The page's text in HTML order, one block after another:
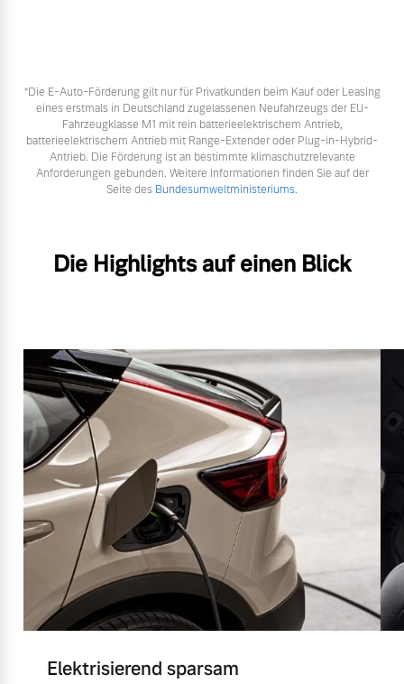
*Die E‑Auto-Förderung gilt nur für Privatkunden beim Kauf oder Leasing
eines erstmals in Deutschland zugelassenen Neufahrzeugs der EU-
Fahrzeugklasse M1 mit rein batterieelektrischem Antrieb,
batterieelektrischem Antrieb mit Range-Extender oder Plug-in-Hybrid-
Antrieb. Die Förderung ist an bestimmte klimaschutzrelevante
Anforderungen gebunden. Weitere Informationen finden Sie auf der
Seite des Bundesumweltministeriums.
Die Highlights auf einen Blick
Elektrisierend sparsam